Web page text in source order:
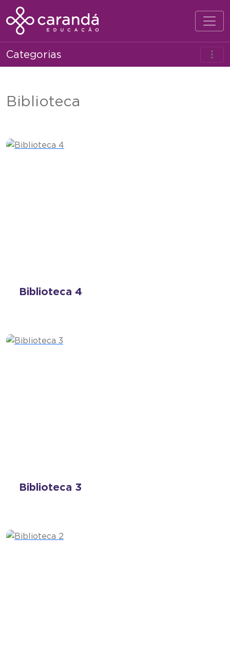
Categorias
Biblioteca
Biblioteca 4
Biblioteca 3